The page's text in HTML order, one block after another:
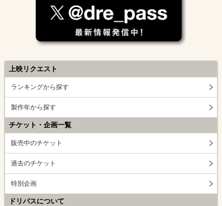
上映リクエスト
ランキングから探す
製作年から探す
チケット・企画一覧
販売中のチケット
過去のチケット
特別企画
ドリパスについて